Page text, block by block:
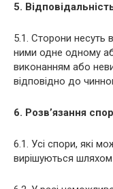
5.
5.1. Сторони несуть
ними одне одному
виконанням або
відповідно до
6. Розв’язання
6.1. Усі спори, які
вирішуються